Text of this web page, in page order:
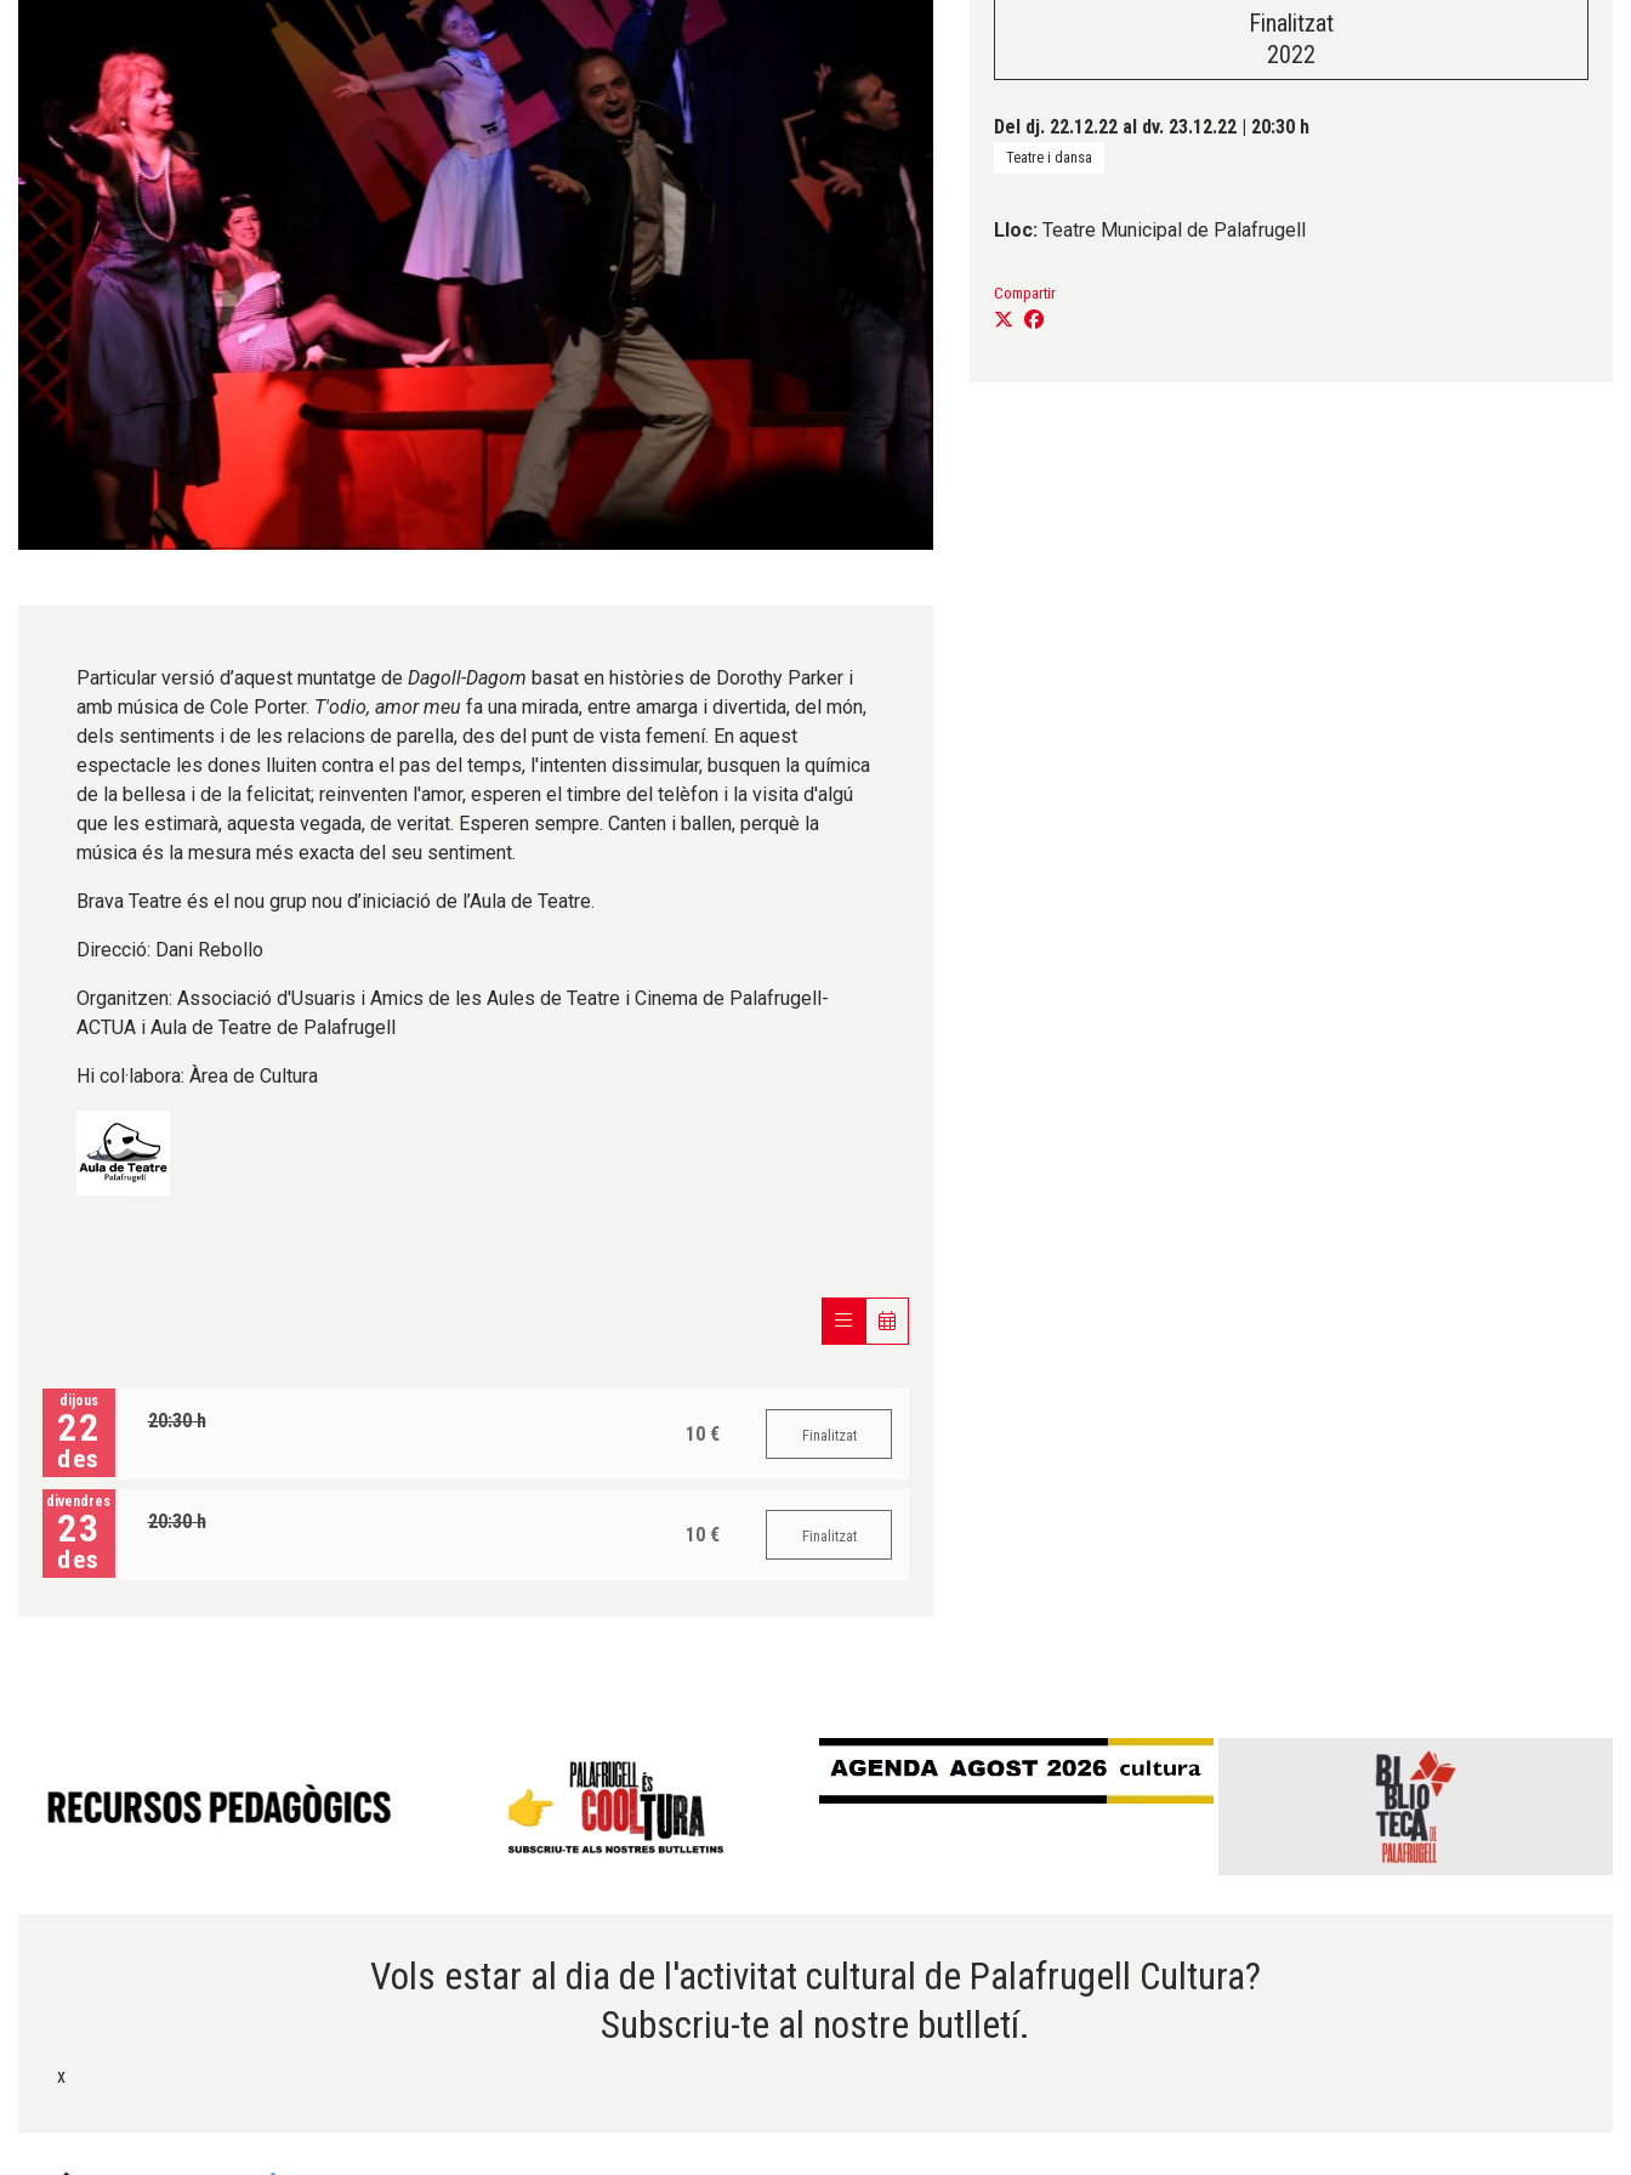
Finalitzat
2022
Del dj. 22.12.22 al dv. 23.12.22 | 20:30 h
Teatre i dansa
Lloc: Teatre Municipal de Palafrugell
Compartir
Particular versió d’aquest muntatge de Dagoll-Dagom basat en històries de Dorothy Parker i
amb música de Cole Porter. T'odio, amor meu fa una mirada, entre amarga i divertida, del món,
dels sentiments i de les relacions de parella, des del punt de vista femení. En aquest
espectacle les dones lluiten contra el pas del temps, l'intenten dissimular, busquen la química
de la bellesa i de la felicitat; reinventen l'amor, esperen el timbre del telèfon i la visita d'algú
que les estimarà, aquesta vegada, de veritat. Esperen sempre. Canten i ballen, perquè la
música és la mesura més exacta del seu sentiment.
Brava Teatre és el nou grup nou d’iniciació de l’Aula de Teatre.
Direcció: Dani Rebollo
Organitzen: Associació d'Usuaris i Amics de les Aules de Teatre i Cinema de Palafrugell-
ACTUA i Aula de Teatre de Palafrugell
Hi col·labora: Àrea de Cultura
dijous
22
des
20:30 h
10 € Finalitzat
divendres
23
des
20:30 h
10 € Finalitzat
Vols estar al dia de l'activitat cultural de Palafrugell Cultura?
Subscriu-te al nostre butlletí.
x